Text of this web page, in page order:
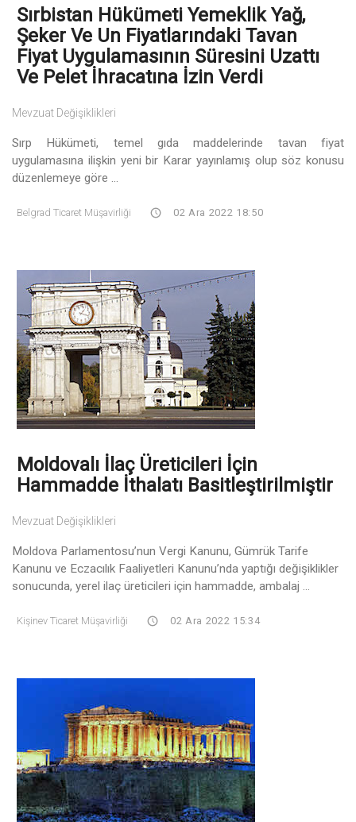
Sırbistan Hükümeti Yemeklik Yağ,
Şeker Ve Un Fiyatlarındaki Tavan
Fiyat Uygulamasının Süresini Uzattı
Ve Pelet İhracatına İzin Verdi
Mevzuat Değişiklikleri
Sırp Hükümeti, temel gıda maddelerinde tavan fiyat
uygulamasına ilişkin yeni bir Karar yayınlamış olup söz konusu
düzenlemeye göre ...
Belgrad Ticaret Müşavirliği 02 Ara 2022 18:50
Moldovalı İlaç Üreticileri İçin
Hammadde İthalatı Basitleştirilmiştir
Mevzuat Değişiklikleri
Moldova Parlamentosu’nun Vergi Kanunu, Gümrük Tarife
Kanunu ve Eczacılık Faaliyetleri Kanunu’nda yaptığı değişiklikler
sonucunda, yerel ilaç üreticileri için hammadde, ambalaj ...
Kişinev Ticaret Müşavirliği 02 Ara 2022 15:34